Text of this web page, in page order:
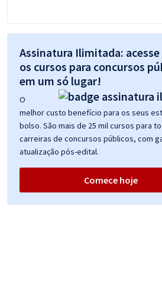
Assinatura Ilimitada:
os cursos para concursos
em um só lugar!
O
melhor custo benefício para os seus
bolso. São mais de 25 mil cursos para
carreiras de concursos públicos, com
atualização pós-edital.
Comece hoje